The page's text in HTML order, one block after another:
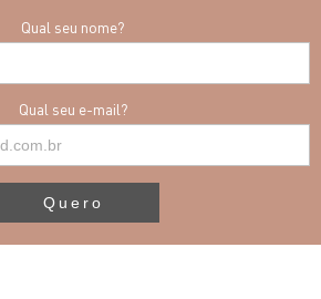
Qual seu nome?
Qual seu e-mail?
Quero